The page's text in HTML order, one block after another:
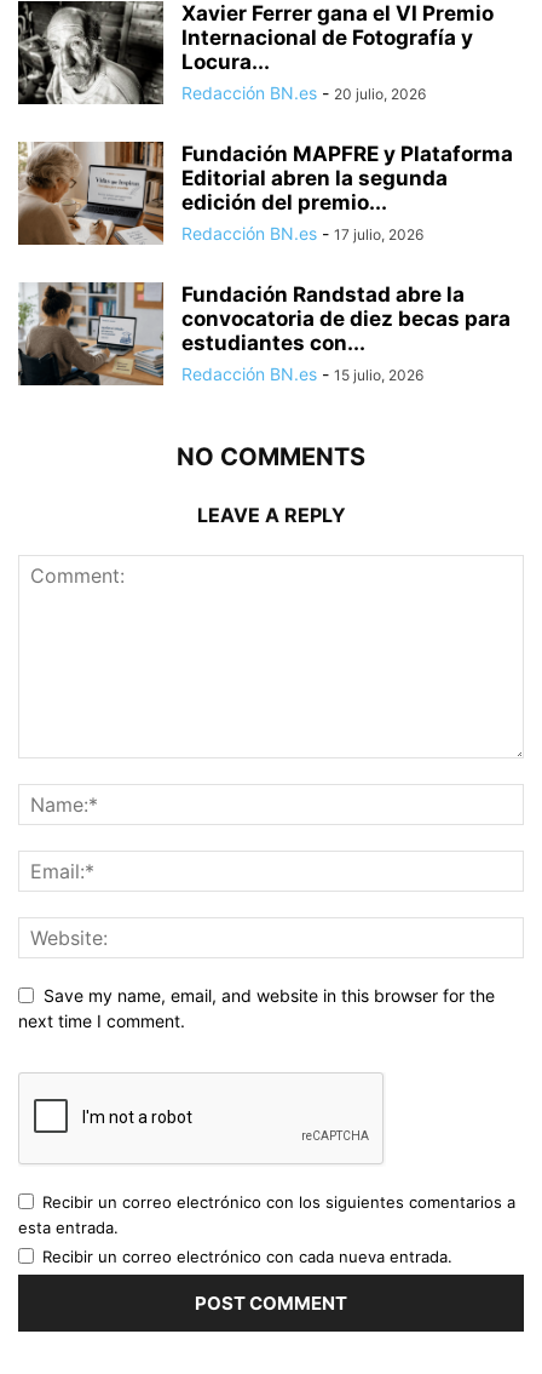
Xavier Ferrer gana el VI Premio
Internacional de Fotografía y
Locura...
Redacción BN.es - 20 julio, 2026
Fundación MAPFRE y Plataforma
Editorial abren la segunda
edición del premio...
Redacción BN.es - 17 julio, 2026
Fundación Randstad abre la
convocatoria de diez becas para
estudiantes con...
Redacción BN.es - 15 julio, 2026
NO COMMENTS
LEAVE A REPLY
Save my name, email, and website in this browser for the
next time I comment.
Recibir un correo electrónico con los siguientes comentarios a
esta entrada.
Recibir un correo electrónico con cada nueva entrada.